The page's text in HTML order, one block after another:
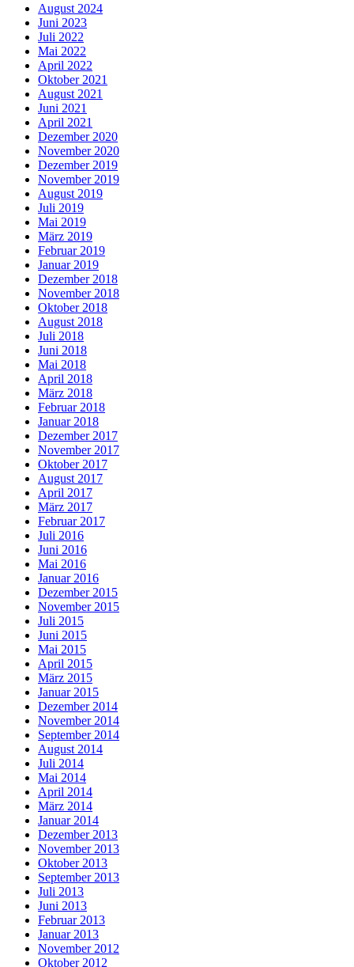
August 2024
Juni 2023
Juli 2022
Mai 2022
April 2022
Oktober 2021
August 2021
Juni 2021
April 2021
Dezember 2020
November 2020
Dezember 2019
November 2019
August 2019
Juli 2019
Mai 2019
März 2019
Februar 2019
Januar 2019
Dezember 2018
November 2018
Oktober 2018
August 2018
Juli 2018
Juni 2018
Mai 2018
April 2018
März 2018
Februar 2018
Januar 2018
Dezember 2017
November 2017
Oktober 2017
August 2017
April 2017
März 2017
Februar 2017
Juli 2016
Juni 2016
Mai 2016
Januar 2016
Dezember 2015
November 2015
Juli 2015
Juni 2015
Mai 2015
April 2015
März 2015
Januar 2015
Dezember 2014
November 2014
September 2014
August 2014
Juli 2014
Mai 2014
April 2014
März 2014
Januar 2014
Dezember 2013
November 2013
Oktober 2013
September 2013
Juli 2013
Juni 2013
Februar 2013
Januar 2013
November 2012
Oktober 2012